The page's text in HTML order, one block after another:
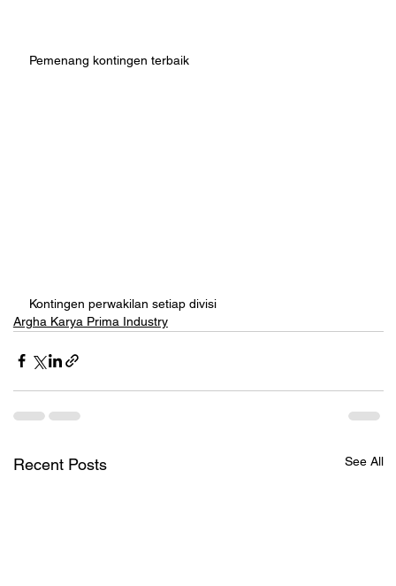
Pemenang kontingen terbaik
Kontingen perwakilan setiap divisi
Argha Karya Prima Industry
Recent Posts See All